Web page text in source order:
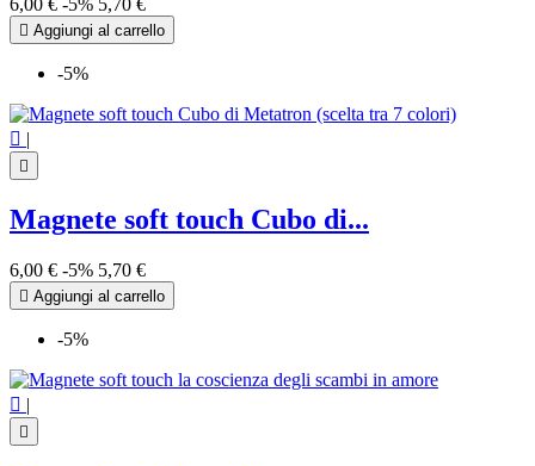
6,00 € -5% 5,70 €
 Aggiungi al carrello
-5%
 |

Magnete soft touch Cubo di...
6,00 € -5% 5,70 €
 Aggiungi al carrello
-5%
 |
